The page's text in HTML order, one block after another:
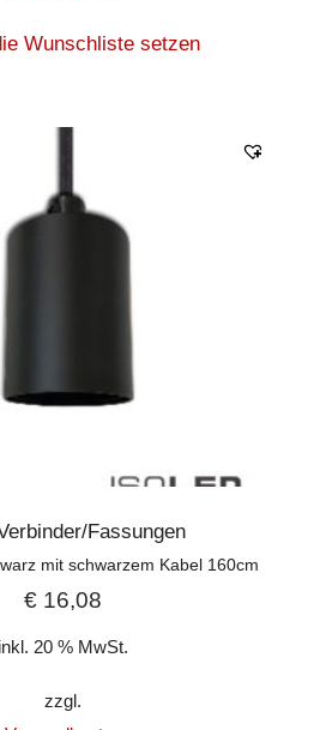
Wunschliste setzen
Fassungen
mit schwarzem Kabel 160cm
€ 16,08
inkl. 20 % MwSt.
zzgl.